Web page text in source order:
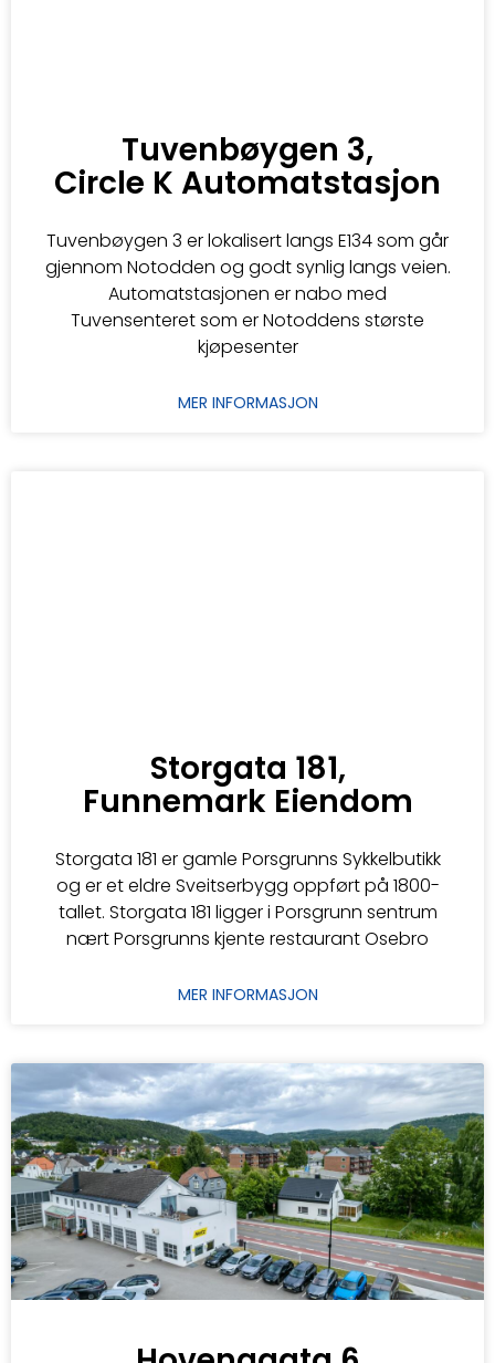
Tuvenbøygen 3,
Circle K Automatstasjon
Tuvenbøygen 3 er lokalisert langs E134 som går
gjennom Notodden og godt synlig langs veien.
Automatstasjonen er nabo med
Tuvensenteret som er Notoddens største
kjøpesenter
MER INFORMASJON
Storgata 181,
Funnemark Eiendom
Storgata 181 er gamle Porsgrunns Sykkelbutikk
og er et eldre Sveitserbygg oppført på 1800-
tallet. Storgata 181 ligger i Porsgrunn sentrum
nært Porsgrunns kjente restaurant Osebro
MER INFORMASJON